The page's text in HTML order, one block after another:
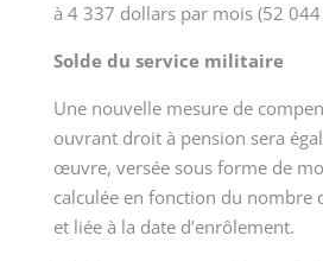
à 4 337 dollars par mois (52
Solde du service militaire
Une nouvelle mesure de
ouvrant droit à pension sera
œuvre, versée sous forme de
calculée en fonction du nombre
et liée à la date d’enrôlement.